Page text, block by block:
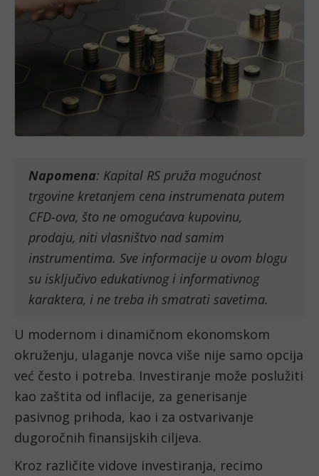
Napomena: Kapital RS pruža mogućnost
trgovine kretanjem cena instrumenata putem
CFD-ova, što ne omogućava kupovinu,
prodaju, niti vlasništvo nad samim
instrumentima. Sve informacije u ovom blogu
su isključivo edukativnog i informativnog
karaktera, i ne treba ih smatrati savetima.
U modernom i dinamičnom ekonomskom
okruženju, ulaganje novca više nije samo opcija
već često i potreba. Investiranje može poslužiti
kao zaštita od inflacije, za generisanje
pasivnog prihoda, kao i za ostvarivanje
dugoročnih finansijskih ciljeva.
Kroz različite vidove investiranja, recimo